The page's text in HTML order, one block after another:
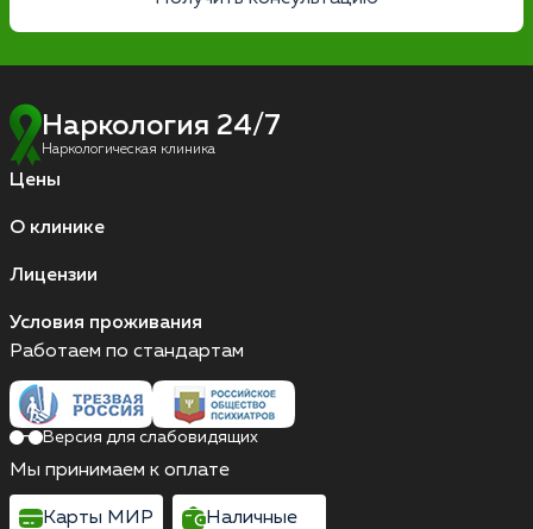
Наркология 24/7
Наркологическая клиника
Цены
О клинике
Лицензии
Условия проживания
Работаем по стандартам
Версия для слабовидящих
Мы принимаем к оплате
Карты МИР Наличные